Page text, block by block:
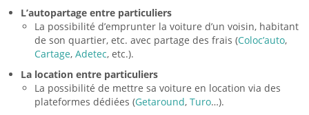
L’autopartage entre particuliers
La possibilité d’emprunter la voiture d’un voisin, habitant
de son quartier, etc. avec partage des frais (Coloc’auto,
Cartage, Adetec, etc.).
La location entre particuliers
La possibilité de mettre sa voiture en location via des
plateformes dédiées (Getaround, Turo…).